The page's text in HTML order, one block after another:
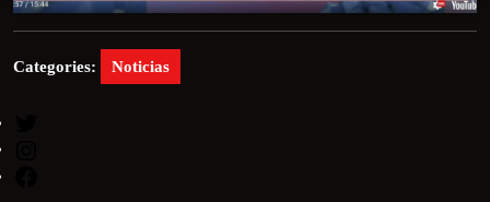
Categories: Noticias